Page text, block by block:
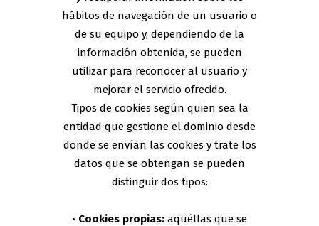
hábitos de navegación de un usuario o
de su equipo y, dependiendo de la
información obtenida, se pueden
utilizar para reconocer al usuario y
mejorar el servicio ofrecido.
Tipos de cookies según quien sea la
entidad que gestione el dominio desde
donde se envían las cookies y trate los
datos que se obtengan se pueden
distinguir dos tipos:
• Cookies propias: aquéllas que se